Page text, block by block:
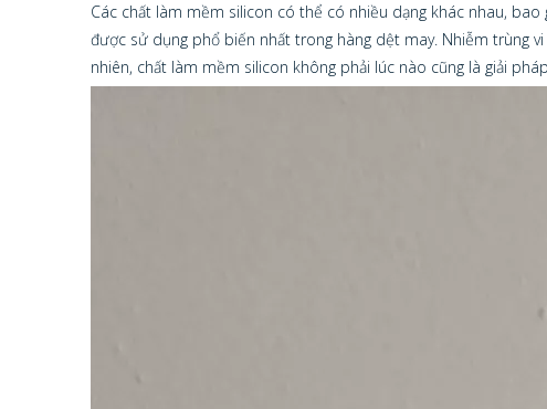
Các chất làm mềm silicon có thể có nhiều dạng khác nhau,
được sử dụng phổ biến nhất trong hàng dệt may. Nhiễm trùng
nhiên, chất làm mềm silicon không phải lúc nào cũng là giải